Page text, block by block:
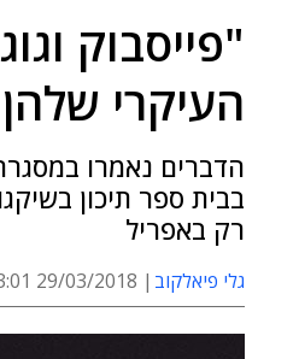
"פייסבוק
העיקרי
בבית ספר תיכון
רק באפריל
גלי פיאלקוב 29/03/2018 13:01